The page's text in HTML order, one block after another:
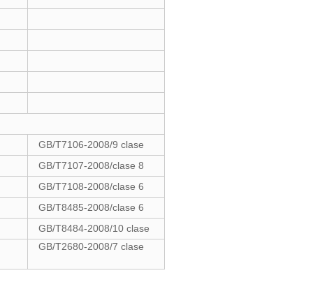
GB/T7106-2008/9 clase
GB/T7107-2008/clase 8
GB/T7108-2008/clase 6
GB/T8485-2008/clase 6
GB/T8484-2008/10 clase
GB/T2680-2008/7 clase